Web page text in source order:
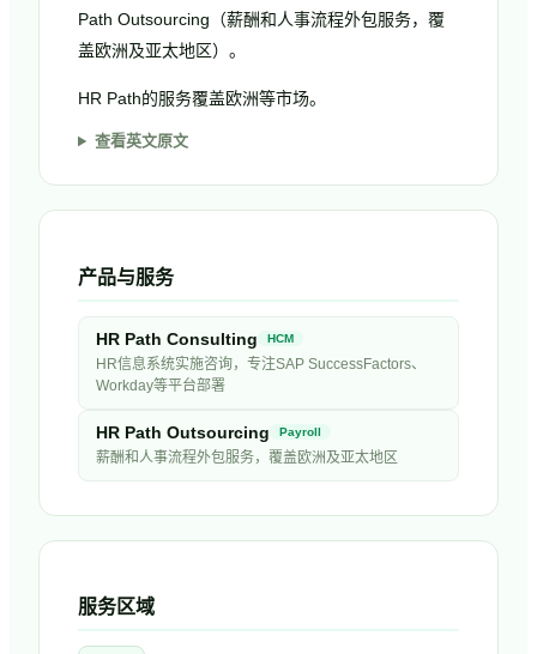
Path Outsourcing（薪酬和人事流程外包服务，覆
盖欧洲及亚太地区）。
HR Path的服务覆盖欧洲等市场。
查看英文原文
产品与服务
HR Path Consulting HCM
HR信息系统实施咨询，专注SAP SuccessFactors、
Workday等平台部署
HR Path Outsourcing Payroll
薪酬和人事流程外包服务，覆盖欧洲及亚太地区
服务区域